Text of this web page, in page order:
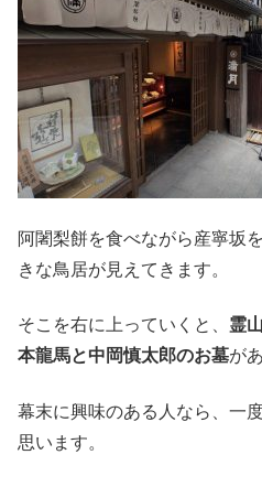
阿闍梨餅を食べながら産寧坂
きな鳥居が見えてきます。
そこを右に上っていくと、 霊
本龍馬と中岡慎太郎のお墓が
幕末に興味のある人なら、一
思います。